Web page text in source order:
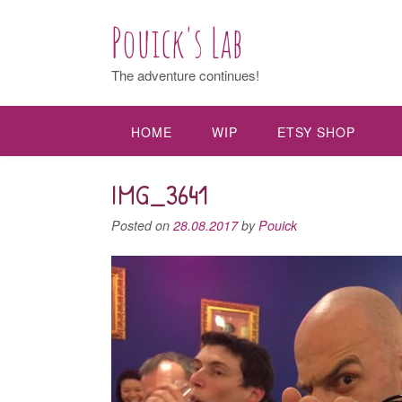
Pouick's Lab
The adventure continues!
HOME WIP ETSY SHOP
IMG_3641
Posted on 28.08.2017byPouick